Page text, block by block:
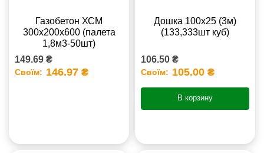
Газобетон ХСМ
300x200x600 (палета
1,8м3-50шт)
149.69 ₴
Своїм: 146.97 ₴
Дошка 100х25 (3м)
(133,333шт куб)
106.50 ₴
Своїм: 105.00 ₴
В корзину